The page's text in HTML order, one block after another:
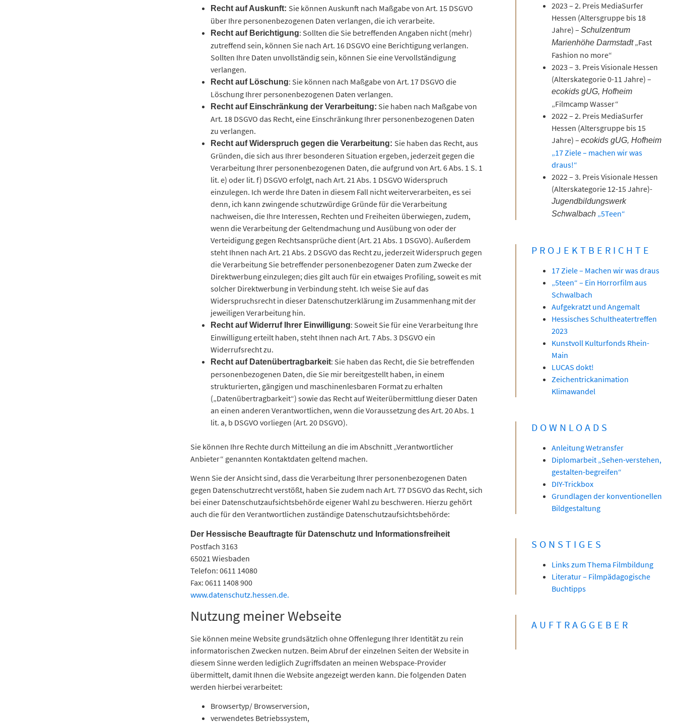
Recht auf Auskunft: Sie können Auskunft nach Maßgabe von Art. 15 DSGVO
über Ihre personenbezogenen Daten verlangen, die ich verarbeite.
Recht auf Berichtigung: Sollten die Sie betreffenden Angaben nicht (mehr)
zutreffend sein, können Sie nach Art. 16 DSGVO eine Berichtigung verlangen.
Sollten Ihre Daten unvollständig sein, können Sie eine Vervollständigung
verlangen.
Recht auf Löschung: Sie können nach Maßgabe von Art. 17 DSGVO die
Löschung Ihrer personenbezogenen Daten verlangen.
Recht auf Einschränkung der Verarbeitung: Sie haben nach Maßgabe von
Art. 18 DSGVO das Recht, eine Einschränkung Ihrer personenbezogenen Daten
zu verlangen.
Recht auf Widerspruch gegen die Verarbeitung: Sie haben das Recht, aus
Gründen, die sich aus Ihrer besonderen Situation ergeben, jederzeit gegen die
Verarbeitung Ihrer personenbezogenen Daten, die aufgrund von Art. 6 Abs. 1 S. 1
lit. e) oder lit. f) DSGVO erfolgt, nach Art. 21 Abs. 1 DSGVO Widerspruch
einzulegen. Ich werde Ihre Daten in diesem Fall nicht weiterverarbeiten, es sei
denn, ich kann zwingende schutzwürdige Gründe für die Verarbeitung
nachweisen, die Ihre Interessen, Rechten und Freiheiten überwiegen, zudem,
wenn die Verarbeitung der Geltendmachung und Ausübung von oder der
Verteidigung gegen Rechtsansprüche dient (Art. 21 Abs. 1 DSGVO). Außerdem
steht Ihnen nach Art. 21 Abs. 2 DSGVO das Recht zu, jederzeit Widerspruch gegen
die Verarbeitung Sie betreffender personenbezogener Daten zum Zwecke der
Direktwerbung einzulegen; dies gilt auch für ein etwaiges Profiling, soweit es mit
solcher Direktwerbung in Verbindung steht. Ich weise Sie auf das
Widerspruchsrecht in dieser Datenschutzerklärung im Zusammenhang mit der
jeweiligen Verarbeitung hin.
Recht auf Widerruf Ihrer Einwilligung: Soweit Sie für eine Verarbeitung Ihre
Einwilligung erteilt haben, steht Ihnen nach Art. 7 Abs. 3 DSGVO ein
Widerrufsrecht zu.
Recht auf Datenübertragbarkeit: Sie haben das Recht, die Sie betreffenden
personenbezogenen Daten, die Sie mir bereitgestellt haben, in einem
strukturierten, gängigen und maschinenlesbaren Format zu erhalten
(„Datenübertragbarkeit“) sowie das Recht auf Weiterübermittlung dieser Daten
an einen anderen Verantwortlichen, wenn die Voraussetzung des Art. 20 Abs. 1
lit. a, b DSGVO vorliegen (Art. 20 DSGVO).
Sie können Ihre Rechte durch Mitteilung an die im Abschnitt „Verantwortlicher
Anbieter“ genannten Kontaktdaten geltend machen.
Wenn Sie der Ansicht sind, dass die Verarbeitung Ihrer personenbezogenen Daten
gegen Datenschutzrecht verstößt, haben Sie zudem nach Art. 77 DSGVO das Recht, sich
bei einer Datenschutzaufsichtsbehörde eigener Wahl zu beschweren. Hierzu gehört
auch die für den Verantwortlichen zuständige Datenschutzaufsichtsbehörde:
Der Hessische Beauftragte für Datenschutz und Informationsfreiheit
Postfach 3163
65021 Wiesbaden
Telefon: 0611 14080
Fax: 0611 1408 900
www.datenschutz.hessen.de.
Nutzung meiner Webseite
Sie können meine Website grundsätzlich ohne Offenlegung Ihrer Identität zu rein
informatorischen Zwecken nutzen. Beim Abruf der einzelnen Seiten der Website in
diesem Sinne werden lediglich Zugriffsdaten an meinen Webspace-Provider
übermittelt, damit Ihnen die Website angezeigt werden kann. Die folgenden Daten
werden hierbei verarbeitet:
Browsertyp/ Browserversion,
verwendetes Betriebssystem,
2023 – 2. Preis MediaSurfer
Hessen (Altersgruppe bis 18
Jahre) –Schulzentrum
Marienhöhe Darmstadt„Fast
Fashion no more“
2023 – 3. Preis Visionale Hessen
(Alterskategorie 0-11 Jahre) –
ecokids gUG, Hofheim
„Filmcamp Wasser“
2022 – 2. Preis MediaSurfer
Hessen (Altersgruppe bis 15
Jahre) –ecokids gUG, Hofheim
„17 Ziele – machen wir was
draus!“
2022 – 3. Preis Visionale Hessen
(Alterskategorie 12-15 Jahre)-
Jugendbildungswerk
Schwalbach „5Teen“
PROJEKTBERICHTE
17 Ziele – Machen wir was draus
„5teen“ – Ein Horrorfilm aus
Schwalbach
Aufgekratzt und Angemalt
Hessisches Schultheatertreffen
2023
Kunstvoll Kulturfonds Rhein-
Main
LUCAS dokt!
Zeichentrickanimation
Klimawandel
DOWNLOADS
Anleitung Wetransfer
Diplomarbeit „Sehen-verstehen,
gestalten-begreifen“
DIY-Trickbox
Grundlagen der konventionellen
Bildgestaltung
SONSTIGES
Links zum Thema Filmbildung
Literatur – Filmpädagogische
Buchtipps
AUFTRAGGEBER